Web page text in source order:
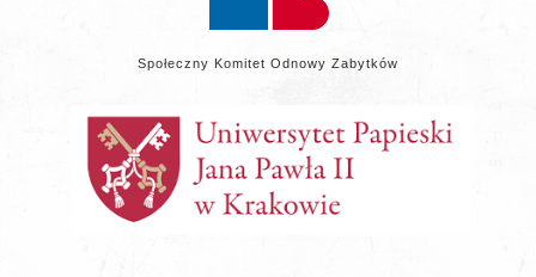
Społeczny Komitet Odnowy Zabytków